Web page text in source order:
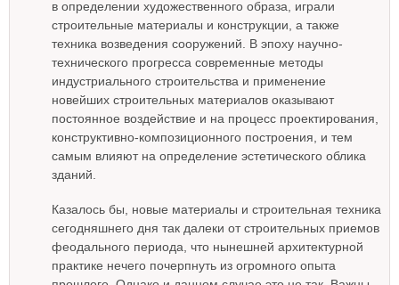
в определении художественного образа, играли
строительные материалы и конструкции, а также
техника возведения сооружений. В эпоху научно-
технического прогресса современные методы
индустриального строительства и применение
новейших строительных материалов оказывают
постоянное воздействие и на процесс проектирования,
конструктивно-композиционного построения, и тем
самым влияют на определение эстетического облика
зданий.
Казалось бы, новые материалы и строительная техника
сегодняшнего дня так далеки от строительных приемов
феодального периода, что нынешней архитектурной
практике нечего почерпнуть из огромного опыта